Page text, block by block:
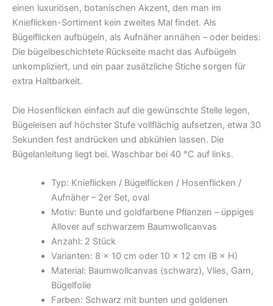
einen luxuriösen, botanischen Akzent, den man im
Knieflicken-Sortiment kein zweites Mal findet. Als
Bügelflicken aufbügeln, als Aufnäher annähen – oder beides:
Die bügelbeschichtete Rückseite macht das Aufbügeln
unkompliziert, und ein paar zusätzliche Stiche sorgen für
extra Haltbarkeit.
Die Hosenflicken einfach auf die gewünschte Stelle legen,
Bügeleisen auf höchster Stufe vollflächig aufsetzen, etwa 30
Sekunden fest andrücken und abkühlen lassen. Die
Bügelanleitung liegt bei. Waschbar bei 40 °C auf links.
Typ: Knieflicken / Bügelflicken / Hosenflicken /
Aufnäher – 2er Set, oval
Motiv: Bunte und goldfarbene Pflanzen – üppiges
Allover auf schwarzem Baumwollcanvas
Anzahl: 2 Stück
Varianten: 8 × 10 cm oder 10 × 12 cm (B × H)
Material: Baumwollcanvas (schwarz), Vlies, Garn,
Bügelfolie
Farben: Schwarz mit bunten und goldenen